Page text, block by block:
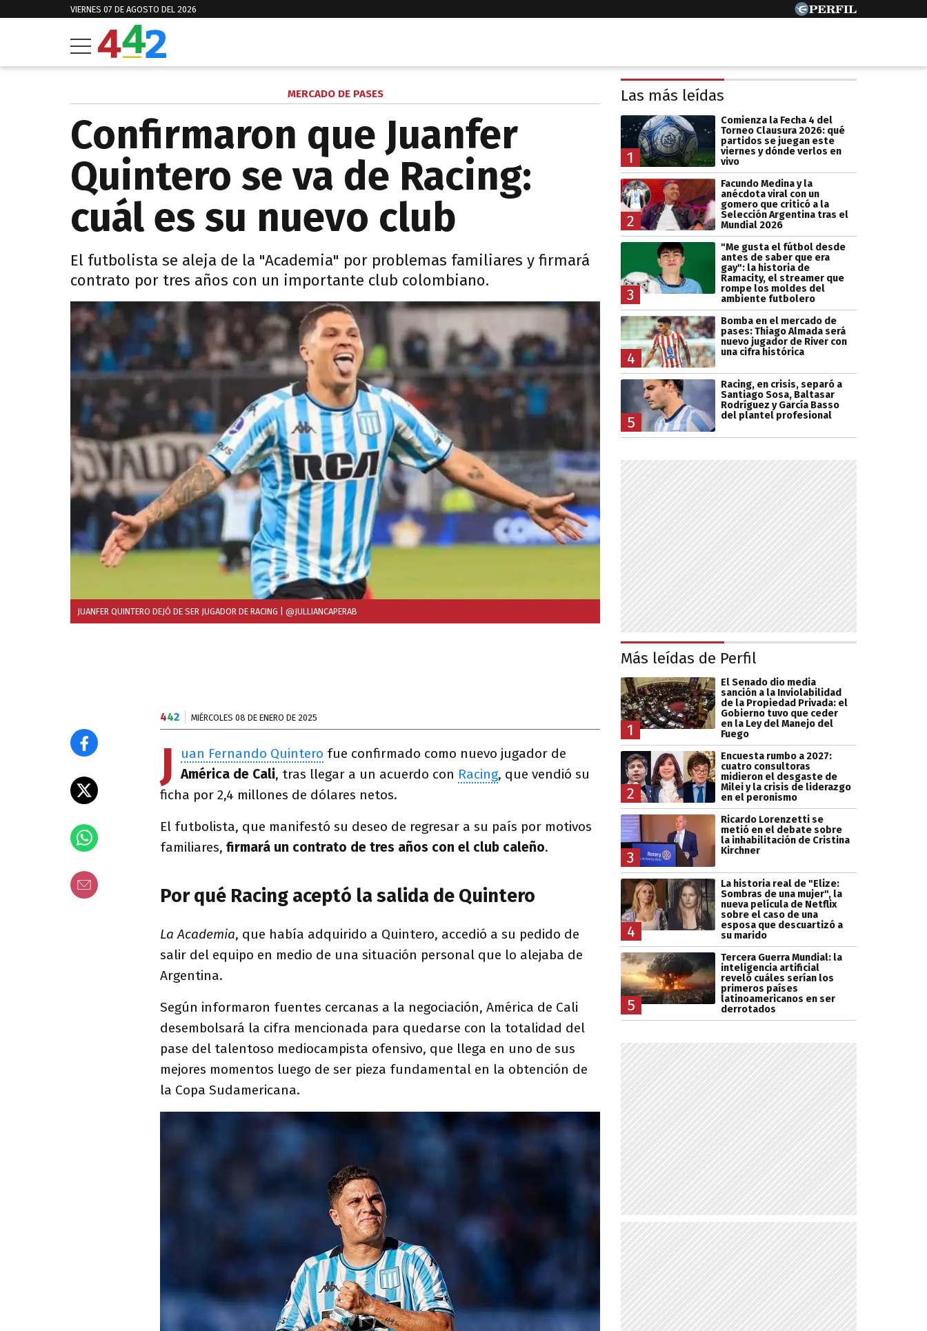
VIERNES 07 DE AGOSTO DEL 2026
MERCADO DE PASES
Confirmaron que Juanfer
Quintero se va de Racing:
cuál es su nuevo club
El futbolista se aleja de la "Academia" por problemas familiares y firmará
contrato por tres años con un importante club colombiano.
JUANFER QUINTERO DEJÓ DE SER JUGADOR DE RACING | @JULLIANCAPERAB
442 MIÉRCOLES 08 DE ENERO DE 2025
J uan Fernando Quintero fue confirmado como nuevo jugador de
América de Cali, tras llegar a un acuerdo con Racing, que vendió su
ficha por 2,4 millones de dólares netos.
El futbolista, que manifestó su deseo de regresar a su país por motivos
familiares, firmará un contrato de tres años con el club caleño.
Por qué Racing aceptó la salida de Quintero
La Academia, que había adquirido a Quintero, accedió a su pedido de
salir del equipo en medio de una situación personal que lo alejaba de
Argentina.
Según informaron fuentes cercanas a la negociación, América de Cali
desembolsará la cifra mencionada para quedarse con la totalidad del
pase del talentoso mediocampista ofensivo, que llega en uno de sus
mejores momentos luego de ser pieza fundamental en la obtención de
la Copa Sudamericana.
Las más leídas
1
Comienza la Fecha 4 del
Torneo Clausura 2026: qué
partidos se juegan este
viernes y dónde verlos en
vivo
2
Facundo Medina y la
anécdota viral con un
gomero que criticó a la
Selección Argentina tras el
Mundial 2026
3
"Me gusta el fútbol desde
antes de saber que era
gay": la historia de
Ramacity, el streamer que
rompe los moldes del
ambiente futbolero
4
Bomba en el mercado de
pases: Thiago Almada será
nuevo jugador de River con
una cifra histórica
5
Racing, en crisis, separó a
Santiago Sosa, Baltasar
Rodríguez y García Basso
del plantel profesional
Más leídas de Perfil
1
El Senado dio media
sanción a la Inviolabilidad
de la Propiedad Privada: el
Gobierno tuvo que ceder
en la Ley del Manejo del
Fuego
2
Encuesta rumbo a 2027:
cuatro consultoras
midieron el desgaste de
Milei y la crisis de liderazgo
en el peronismo
3
Ricardo Lorenzetti se
metió en el debate sobre
la inhabilitación de Cristina
Kirchner
4
La historia real de "Elize:
Sombras de una mujer", la
nueva película de Netflix
sobre el caso de una
esposa que descuartizó a
su marido
5
Tercera Guerra Mundial: la
inteligencia artificial
reveló cuáles serían los
primeros países
latinoamericanos en ser
derrotados